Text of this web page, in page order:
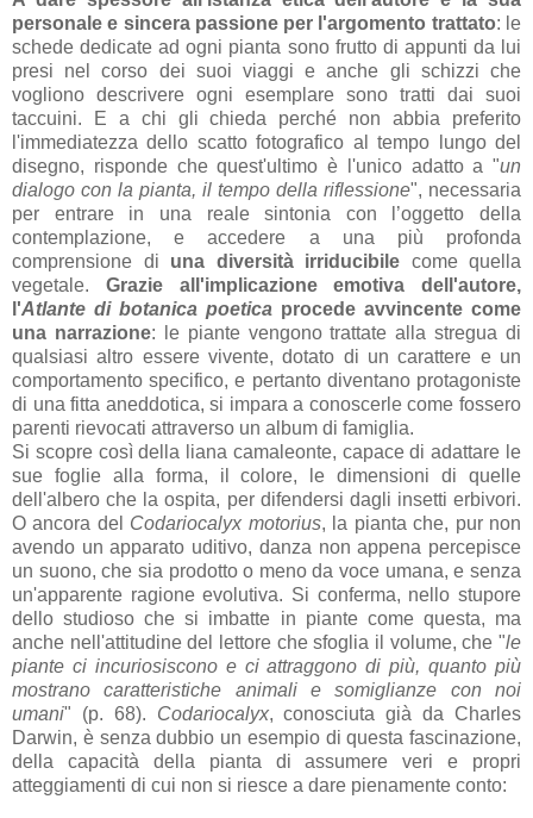
personale e sincera passione per l'argomento trattato: le
schede dedicate ad ogni pianta sono frutto di appunti da lui
presi nel corso dei suoi viaggi e anche gli schizzi che
vogliono descrivere ogni esemplare sono tratti dai suoi
taccuini. E a chi gli chieda perché non abbia preferito
l'immediatezza dello scatto fotografico al tempo lungo del
disegno, risponde che quest'ultimo è l'unico adatto a "un
dialogo con la pianta, il tempo della riflessione", necessaria
per entrare in una reale sintonia con l’oggetto della
contemplazione, e accedere a una più profonda
comprensione di una diversità irriducibile come quella
vegetale. Grazie all'implicazione emotiva dell'autore,
l'Atlante di botanica poetica procede avvincente come
una narrazione: le piante vengono trattate alla stregua di
qualsiasi altro essere vivente, dotato di un carattere e un
comportamento specifico, e pertanto diventano protagoniste
di una fitta aneddotica, si impara a conoscerle come fossero
parenti rievocati attraverso un album di famiglia.
Si scopre così della liana camaleonte, capace di adattare le
sue foglie alla forma, il colore, le dimensioni di quelle
dell'albero che la ospita, per difendersi dagli insetti erbivori.
O ancora del Codariocalyx motorius, la pianta che, pur non
avendo un apparato uditivo, danza non appena percepisce
un suono, che sia prodotto o meno da voce umana, e senza
un'apparente ragione evolutiva. Si conferma, nello stupore
dello studioso che si imbatte in piante come questa, ma
anche nell'attitudine del lettore che sfoglia il volume, che "le
piante ci incuriosiscono e ci attraggono di più, quanto più
mostrano caratteristiche animali e somiglianze con noi
umani" (p. 68). Codariocalyx, conosciuta già da Charles
Darwin, è senza dubbio un esempio di questa fascinazione,
della capacità della pianta di assumere veri e propri
atteggiamenti di cui non si riesce a dare pienamente conto: